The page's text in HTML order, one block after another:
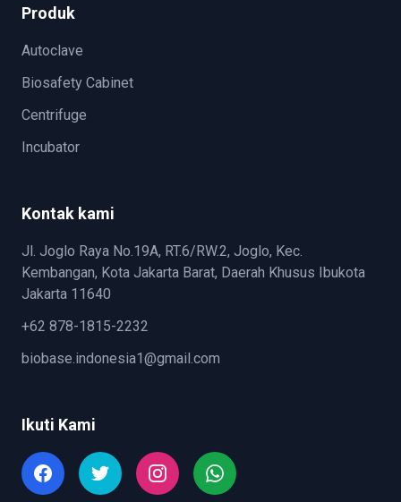
Produk
Autoclave
Biosafety Cabinet
Centrifuge
Incubator
Kontak kami
Jl. Joglo Raya No.19A, RT.6/RW.2, Joglo, Kec.
Kembangan, Kota Jakarta Barat, Daerah Khusus Ibukota
Jakarta 11640
+62 878-1815-2232
biobase.indonesia1@gmail.com
Ikuti Kami